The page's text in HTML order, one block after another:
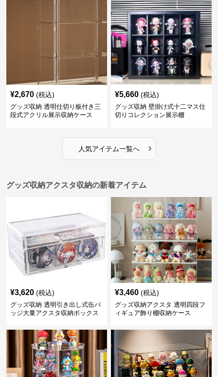
¥2,670 (税込)
グッズ収納 透明仕切り板付き三
段式アクリル展示収納ケース
¥5,660 (税込)
グッズ収納 壁掛け式十二マス仕
切りコレクション展示棚
人気アイテム一覧へ ›
グッズ収納アクスタ収納の新着アイテム
¥3,620 (税込)
グッズ収納 透明引き出し式缶バ
ッジ大量アクスタ収納ボックス
¥3,460 (税込)
グッズ収納アクスタ 透明四段フ
ィギュア飾り棚収納ケース